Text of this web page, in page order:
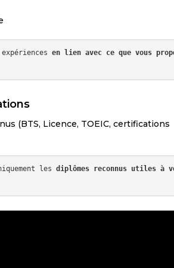
en lien avec ce que vous
(BTS, Licence, TOEIC, certifications
les diplômes reconnus utiles à